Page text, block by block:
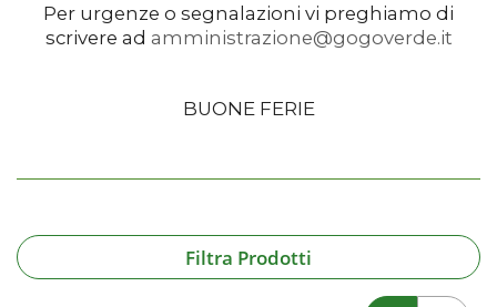
Per urgenze o segnalazioni vi preghiamo di
scrivere ad amministrazione@gogoverde.it
BUONE FERIE
Filtra Prodotti